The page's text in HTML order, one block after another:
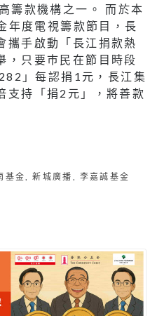
籌款機構之一。 而於本
年度電視籌款節目，長
攜手啟動「長江捐款熱
，只要巿民在節目時段
」每認捐1元，長江集
支持「捐2元」，將善款
基金,新城廣播 , 李嘉誠基金